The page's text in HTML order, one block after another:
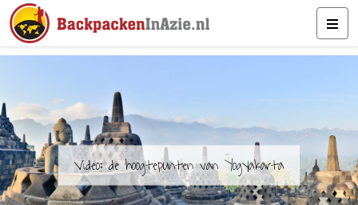
Video: de hoogtepunten van Yogyakarta